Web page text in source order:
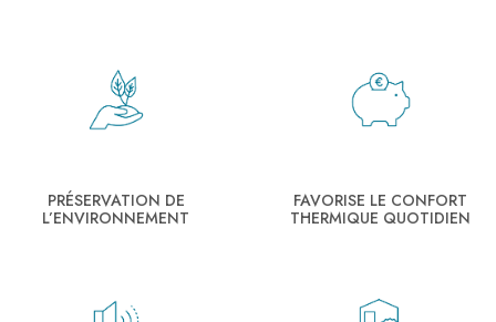
PRÉSERVATION DE
L’ENVIRONNEMENT
FAVORISE LE CONFORT
THERMIQUE QUOTIDIEN